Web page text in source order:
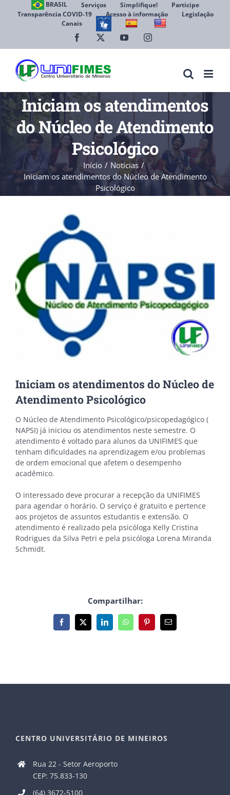
BRASIL Serviços Simplifique!
Participe
Transparência COVID-19
Acesso à informação
Legislação
Canais
Facebook YouTubeInstagram
Iniciam os atendimentos
do Núcleo de Atendimento
Psicológico
Início
Notícias
Iniciam os atendimentos do Núcleo de Atendimento
Psicológico
Iniciam os atendimentos do Núcleo de
Atendimento Psicológico
O Núcleo de Atendimento Psicológico/psicopedagógico (
NAPSI) já iniciou os atendimentos neste semestre. O
atendimento é voltado para alunos da UNIFIMES que
tenham dificuldades na aprendizagem e/ou problemas
de ordem emocional que afetem o desempenho
acadêmico.
O interessado deve procurar a recepção da UNIFIMES
para agendar o horário. O serviço é gratuito e pertence
aos projetos de assuntos estudantis e extensão. O
atendimento é realizado pela psicóloga Kelly Cristina
Rodrigues da Silva Petri e pela psicóloga Lorena Miranda
Schmidt.
Compartilhar:
Facebook
X LinkedInWhatsAppPinterest
E-
mail
CENTRO UNIVERSITÁRIO DE MINEIROS
Rua 22 - Setor Aeroporto
CEP: 75.833-130
(64) 3672-5100